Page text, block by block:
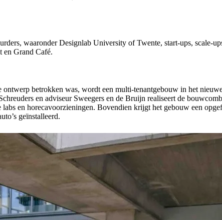
waaronder Designlab University of Twente, start-ups, scale-
en Grand Café.
betrokken was, wordt een multi-tenantgebouw in het
en adviseur Sweegers en de Bruijn realiseert de
en horecavoorzieningen. Bovendien krijgt het gebouw een
geïnstalleerd.